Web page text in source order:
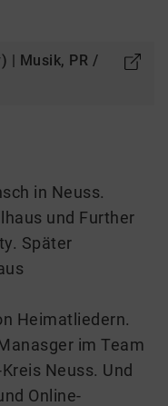
| Musik, PR /
in Neuss.
und Further
Später
Heimatliedern.
im Team
Neuss. Und
Online-